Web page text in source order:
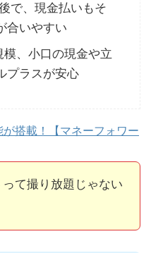
で、現金払いもそ
合いやすい
、小口の現金や立
プラスが安心
搭載！【マネーフォワー
て撮り放題じゃない